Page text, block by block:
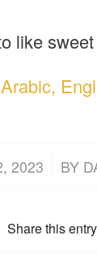
like
2023 BY
Share this entry